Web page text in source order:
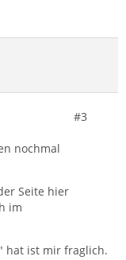
#3
nochmal
Seite hier
im
hat ist mir fraglich.